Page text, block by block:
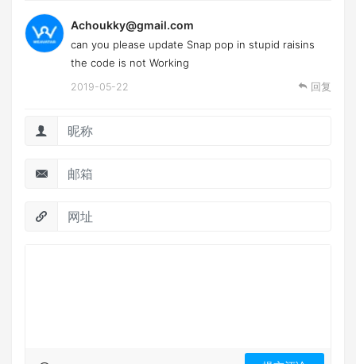
Achoukky@gmail.com
can you please update Snap pop in stupid raisins
the code is not Working
2019-05-22 回复